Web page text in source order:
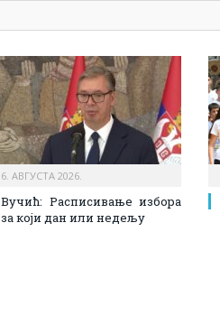
6. АВГУСТА 2026.
Вучић: Расписивање избора
за који дан или недељу